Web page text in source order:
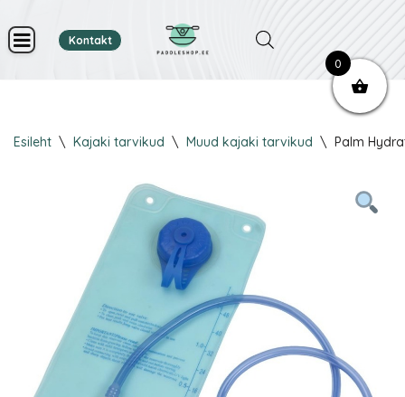
Skip
content
Kontakt
Esileht \ Kajaki tarvikud \ Muud kajaki tarvikud \ Palm
0